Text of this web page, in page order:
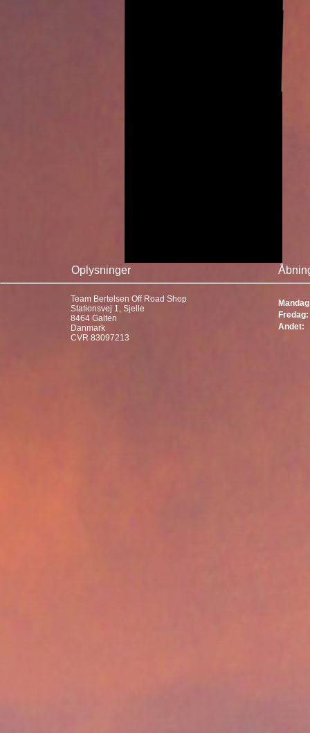
Oplysninger
Team Bertelsen Off Road Shop
Stationsvej 1, Sjelle
8464 Galten
Danmark
CVR 83097213
Fredag:
Andet: